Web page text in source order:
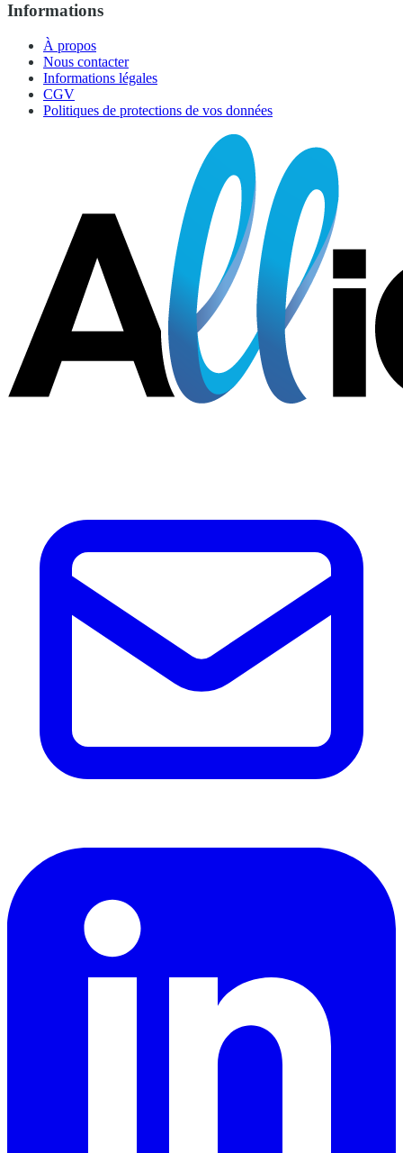
Informations
À propos
Nous contacter
Informations légales
CGV
Politiques de protections de vos données